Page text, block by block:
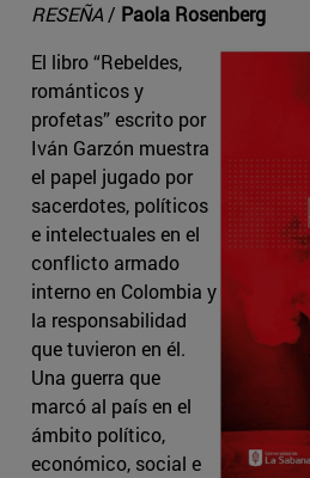
RESEÑA/ Paola Rosenberg
El libro “Rebeldes,
románticos y
profetas” escrito por
Iván Garzón muestra
el papel jugado por
sacerdotes, políticos
e intelectuales en el
conflicto armado
interno en Colombia y
la responsabilidad
que tuvieron en él.
Una guerra que
marcó al país en el
ámbito político,
económico, social e